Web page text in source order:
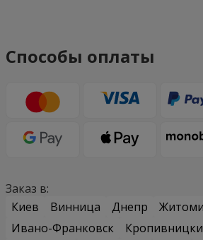
Способы оплаты
Заказ в:
Киев
Винница Днепр
Ивано-Франковск